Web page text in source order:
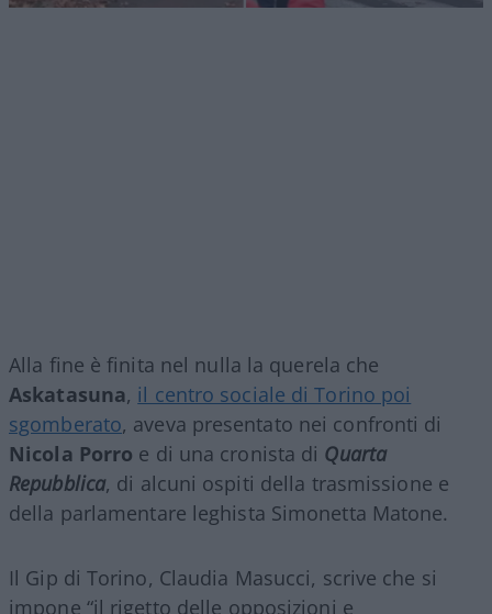
Alla fine è finita nel nulla la querela che
Askatasuna, il centro sociale di Torino poi
sgomberato, aveva presentato nei confronti di
Nicola Porro e di una cronista di Quarta
Repubblica, di alcuni ospiti della trasmissione e
della parlamentare leghista Simonetta Matone.
Il Gip di Torino, Claudia Masucci, scrive che si
impone “il rigetto delle opposizioni e